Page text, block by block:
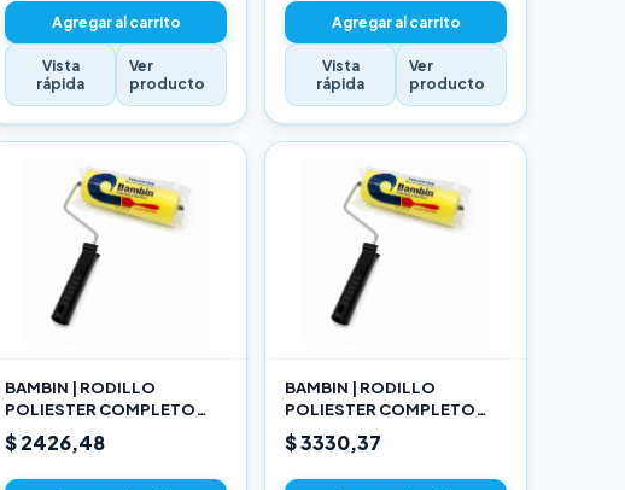
Agregar al carrito
Vista
rápida
Ver
producto
Agregar al carrito
Vista
rápida
Ver
producto
BAMBIN | RODILLO
POLIESTER COMPLETO
10CM
$ 2426,48
BAMBIN | RODILLO
POLIESTER COMPLETO
17CM
$ 3330,37